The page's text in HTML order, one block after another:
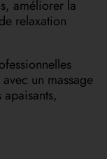
améliorer la
relaxation
un massage